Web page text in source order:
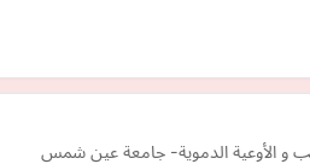
و الأوعية الدموية- جامعة عين شمس